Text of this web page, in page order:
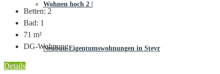
Wohnen hoch 2 |
Neubau-Eigentumswohnungen in Steyr
Betten: 2
Bad: 1
71 m²
DG-Wohnung
Details